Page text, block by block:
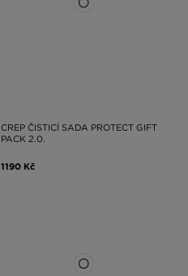
CREP ČISTICÍ SADA PROTECT GIFT
PACK 2.0.
1190 Kč